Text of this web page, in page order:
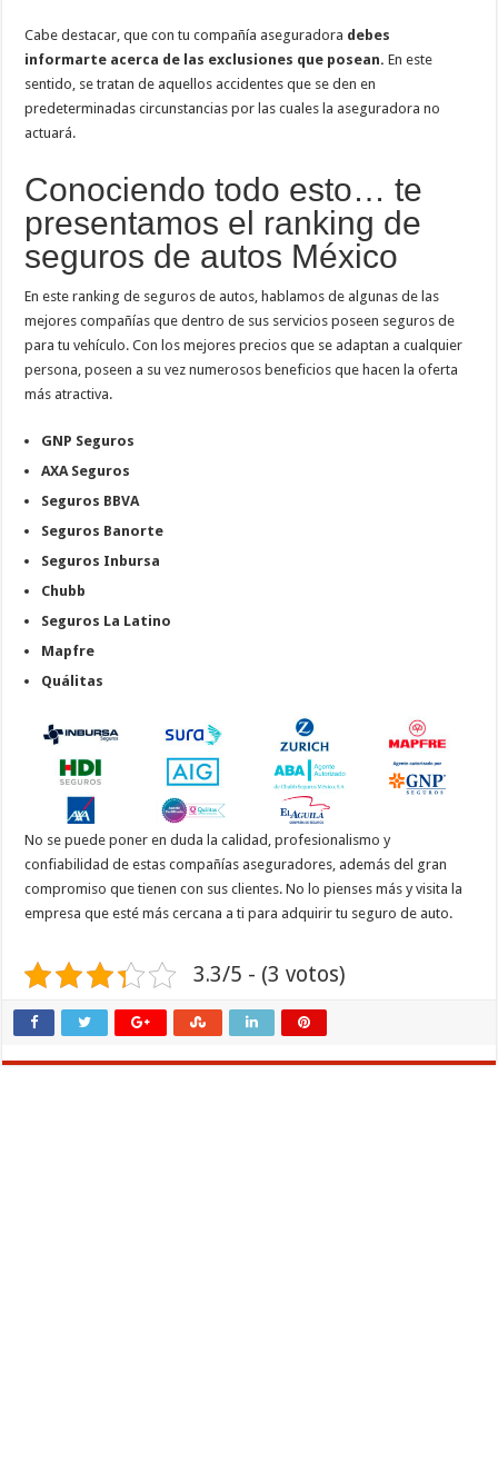
Cabe destacar, que con tu compañía aseguradora debes
informarte acerca de las exclusiones que posean. En este
sentido, se tratan de aquellos accidentes que se den en
predeterminadas circunstancias por las cuales la aseguradora no
actuará.
Conociendo todo esto… te
presentamos el ranking de
seguros de autos México
En este ranking de seguros de autos, hablamos de algunas de las
mejores compañías que dentro de sus servicios poseen seguros de
para tu vehículo. Con los mejores precios que se adaptan a cualquier
persona, poseen a su vez numerosos beneficios que hacen la oferta
más atractiva.
GNP Seguros
AXA Seguros
Seguros BBVA
Seguros Banorte
Seguros Inbursa
Chubb
Seguros La Latino
Mapfre
Quálitas
No se puede poner en duda la calidad, profesionalismo y
confiabilidad de estas compañías aseguradores, además del gran
compromiso que tienen con sus clientes. No lo pienses más y visita la
empresa que esté más cercana a ti para adquirir tu seguro de auto.
3.3/5 - (3 votos)